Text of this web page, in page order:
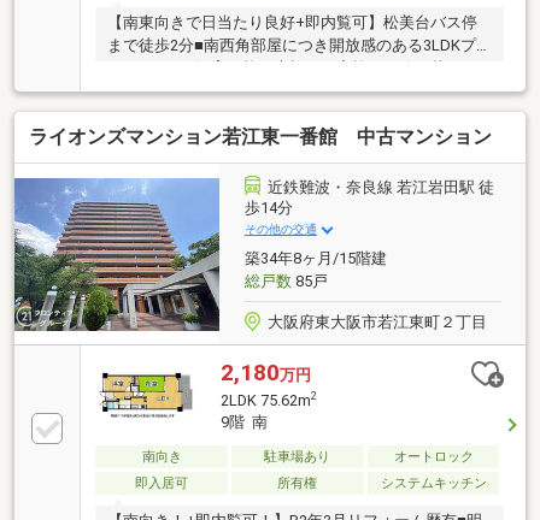
【南東向きで日当たり良好+即内覧可】松美台バス停
まで徒歩2分■南西角部屋につき開放感のある3LDKプ
ます■専有面積75m2超のゆとりある住空間
ライオンズマンション若江東一番館 中古マンション
近鉄難波・奈良線 若江岩田駅 徒
歩14分
その他の交通
築34年8ヶ月/15階建
総戸数85戸
大阪府東大阪市若江東町２丁目
2,180万円
2LDK 75.62m2
9階 南
南向き 駐車場あり
オートロック
即入居可
所有権 システムキッチン